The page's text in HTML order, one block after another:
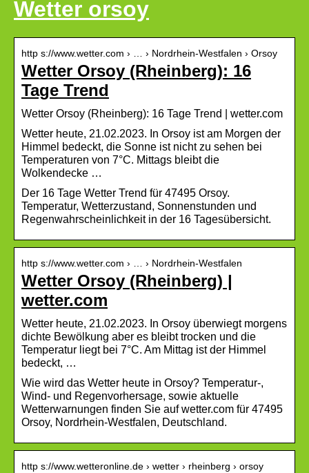
Wetter orsoy
http s://www.wetter.com › … › Nordrhein-Westfalen › Orsoy
Wetter Orsoy (Rheinberg): 16
Tage Trend
Wetter Orsoy (Rheinberg): 16 Tage Trend | wetter.com
Wetter heute, 21.02.2023. In Orsoy ist am Morgen der
Himmel bedeckt, die Sonne ist nicht zu sehen bei
Temperaturen von 7°C. Mittags bleibt die
Wolkendecke …
Der 16 Tage Wetter Trend für 47495 Orsoy.
Temperatur, Wetterzustand, Sonnenstunden und
Regenwahrscheinlichkeit in der 16 Tagesübersicht.
http s://www.wetter.com › … › Nordrhein-Westfalen
Wetter Orsoy (Rheinberg) |
wetter.com
Wetter heute, 21.02.2023. In Orsoy überwiegt morgens
dichte Bewölkung aber es bleibt trocken und die
Temperatur liegt bei 7°C. Am Mittag ist der Himmel
bedeckt, …
Wie wird das Wetter heute in Orsoy? Temperatur-,
Wind- und Regenvorhersage, sowie aktuelle
Wetterwarnungen finden Sie auf wetter.com für 47495
Orsoy, Nordrhein-Westfalen, Deutschland.
http s://www.wetteronline.de › wetter › rheinberg › orsoy